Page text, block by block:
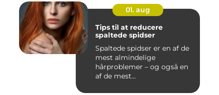
01. aug
Tips til at reducere
spaltede spidser
Spaltede spidser er en af de
mest almindelige
hårproblemer – og også en
af de mest...